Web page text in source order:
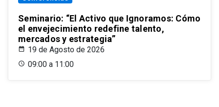
Seminario: “El Activo que Ignoramos: Cómo
el envejecimiento redefine talento,
mercados y estrategia”
19 de Agosto de 2026
09:00 a 11:00